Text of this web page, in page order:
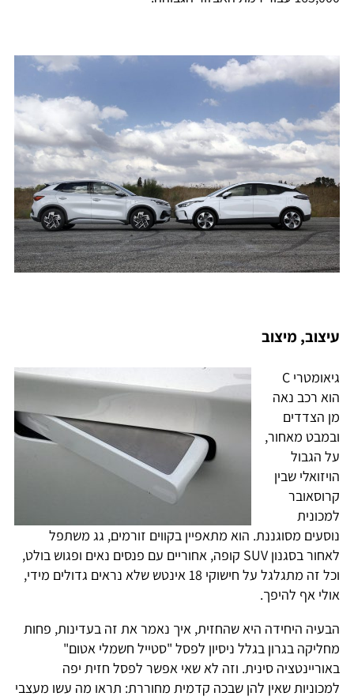
עיצוב, מיצוב
גיאומטרי C
הוא רכב נאה
מן הצדדים
ובמבט מאחור,
על הגבול
הויזואלי שבין
קרוסאובר
למכונית
נוסעים מסוגננת. הוא מתאפיין בקווים זורמים, גג משתפל
לאחור בסגנון SUV קופה, אחוריים עם פנסים נאים ופגוש בולט,
וכל זה מתגלגל על חישוקי 18 אינטש שלא נראים גדולים מידי,
אולי אף להיפך.
הבעיה היחידה היא שהחזית, איך נאמר את זה בעדינות, פחות
מחליקה בגרון בגלל ניסיון לפסל "סטייל חשמלי אטום"
באוריינטציה סינית. וזה לא שאי אפשר לפסל חזית יפה
למכוניות שאין להן שבכה קדמית מחוררת: תראו מה עשו מעצבי